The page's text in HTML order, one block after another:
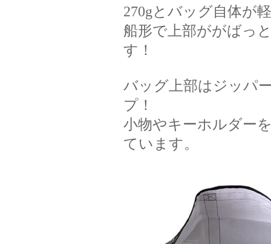
270gとバッグ自体が
船形で上部ががばっ
す！
バッグ上部はジッパ
プ！
小物やキーホルダー
ています。